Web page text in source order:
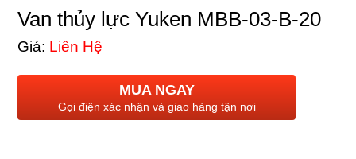
Van thủy lực Yuken MBB-03-B-20
Giá: Liên Hệ
MUA NGAY
Gọi điện xác nhận và giao hàng tận nơi